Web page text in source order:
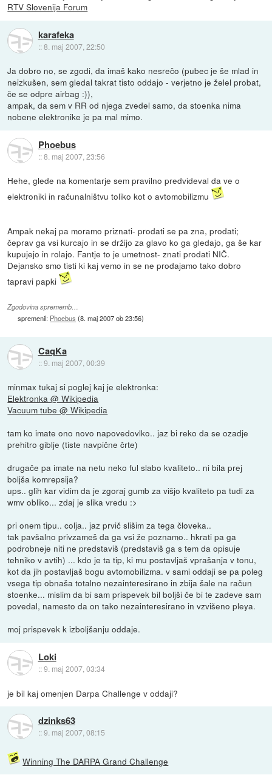
RTV Slovenija Forum
karafeka
::8. maj 2007, 22:50
Ja dobro no, se zgodi, da imaš kako nesrečo (pubec je še mlad in
neizkušen, sem gledal takrat tisto oddajo - verjetno je želel probat,
če se odpre airbag :)),
ampak, da sem v RR od njega zvedel samo, da stoenka nima
nobene elektronike je pa mal mimo.
Phoebus
::8. maj 2007, 23:56
Hehe, glede na komentarje sem pravilno predvideval da ve o
elektroniki in računalništvu toliko kot o avtomobilizmu
Ampak nekaj pa moramo priznati- prodati se pa zna, prodati;
čeprav ga vsi kurcajo in se držijo za glavo ko ga gledajo, ga še kar
kupujejo in rolajo. Fantje to je umetnost- znati prodati NIČ.
Dejansko smo tisti ki kaj vemo in se ne prodajamo tako dobro
tapravi papki
Zgodovina sprememb…
spremenil: Phoebus (8. maj 2007 ob 23:56)
CaqKa
::9. maj 2007, 00:39
minmax tukaj si poglej kaj je elektronka:
Elektronka @ Wikipedia
Vacuum tube @ Wikipedia
tam ko imate ono novo napovedovlko.. jaz bi reko da se ozadje
prehitro giblje (tiste navpične črte)
drugače pa imate na netu neko ful slabo kvaliteto.. ni bila prej
boljša komrepsija?
ups.. glih kar vidim da je zgoraj gumb za višjo kvaliteto pa tudi za
wmv obliko... zdaj je slika vredu :>
pri onem tipu.. colja.. jaz prvič slišim za tega človeka..
tak pavšalno privzameš da ga vsi že poznamo.. hkrati pa ga
podrobneje niti ne predstaviš (predstaviš ga s tem da opisuje
tehniko v avtih) ... kdo je ta tip, ki mu postavljaš vprašanja v tonu,
kot da jih postavljaš bogu avtomobilizma. v sami oddaji se pa poleg
vsega tip obnaša totalno nezainteresirano in zbija šale na račun
stoenke... mislim da bi sam prispevek bil boljši če bi te zadeve sam
povedal, namesto da on tako nezainteresirano in vzvišeno pleya.
moj prispevek k izboljšanju oddaje.
Loki
::9. maj 2007, 03:34
je bil kaj omenjen Darpa Challenge v oddaji?
dzinks63
::9. maj 2007, 08:15
Winning The DARPA Grand Challenge